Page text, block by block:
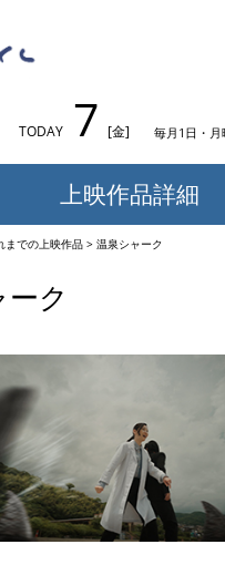
TODAY 7 [金] 毎月1日・
上映作品詳細
までの上映作品> 温泉シャーク
ク